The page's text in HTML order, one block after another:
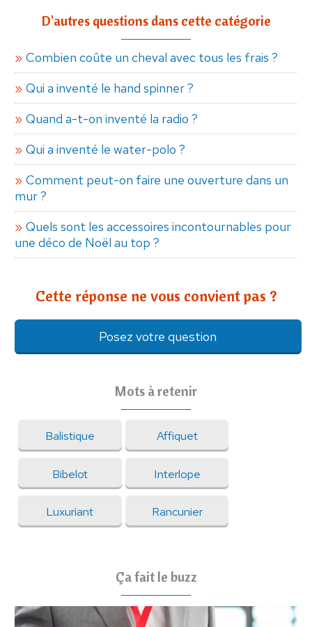
D'autres questions dans cette catégorie
Combien coûte un cheval avec tous les frais ?
Qui a inventé le hand spinner ?
Quand a-t-on inventé la radio ?
Qui a inventé le water-polo ?
Comment peut-on faire une ouverture dans un
mur ?
Quels sont les accessoires incontournables pour
une déco de Noël au top ?
Cette réponse ne vous convient pas ?
Posez votre question
Mots à retenir
Balistique Affiquet
Bibelot Interlope
Luxuriant Rancunier
Ça fait le buzz